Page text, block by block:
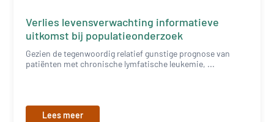
Verlies levensverwachting informatieve
uitkomst bij populatieonderzoek
Gezien de tegenwoordig relatief gunstige prognose van
patiënten met chronische lymfatische leukemie, ...
Lees meer